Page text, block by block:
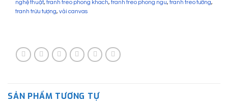
nghệ thuật, tranh treo phong khach, tranh treo phong ngu, tranh treo tường,
tranh trừu tượng, vải canvas
SẢN PHẨM TƯƠNG TỰ